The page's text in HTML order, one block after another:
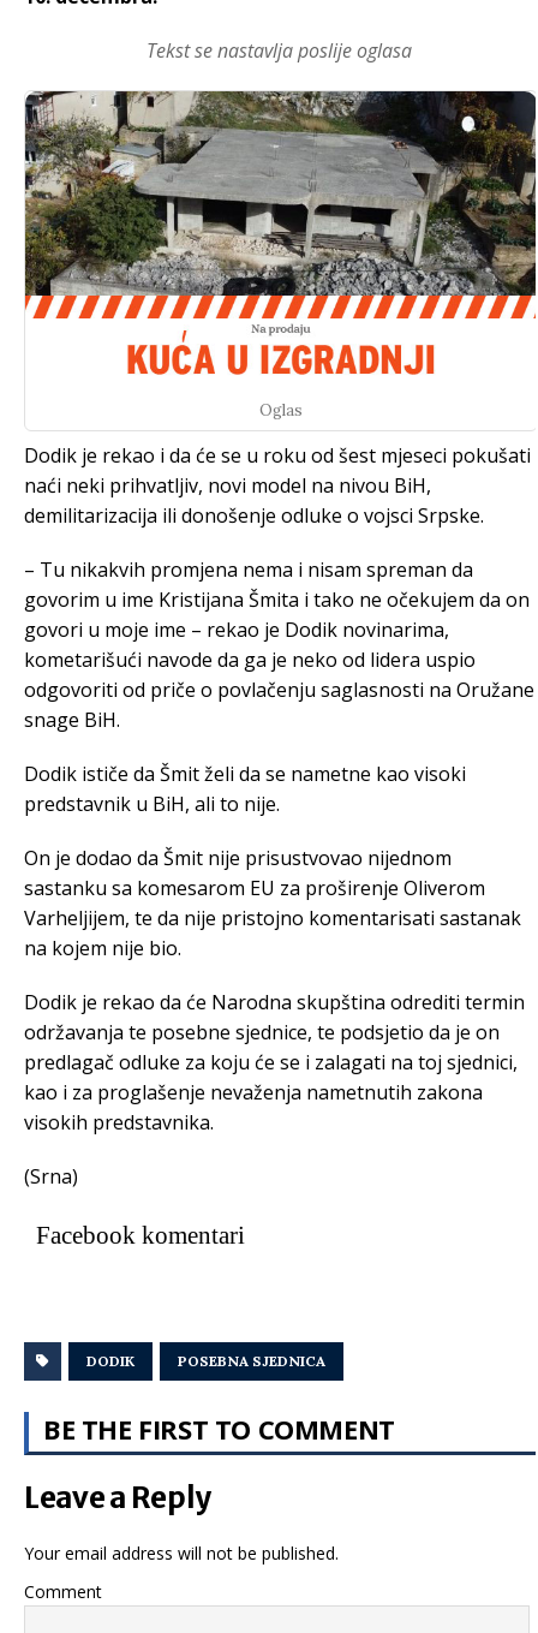
Tekst se nastavlja poslije oglasa
Oglas
Dodik je rekao i da će se u roku od šest mjeseci pokušati
naći neki prihvatljiv, novi model na nivou BiH,
demilitarizacija ili donošenje odluke o vojsci Srpske.
– Tu nikakvih promjena nema i nisam spreman da
govorim u ime Kristijana Šmita i tako ne očekujem da on
govori u moje ime – rekao je Dodik novinarima,
kometarišući navode da ga je neko od lidera uspio
odgovoriti od priče o povlačenju saglasnosti na Oružane
snage BiH.
Dodik ističe da Šmit želi da se nametne kao visoki
predstavnik u BiH, ali to nije.
On je dodao da Šmit nije prisustvovao nijednom
sastanku sa komesarom EU za proširenje Oliverom
Varheljijem, te da nije pristojno komentarisati sastanak
na kojem nije bio.
Dodik je rekao da će Narodna skupština odrediti termin
održavanja te posebne sjednice, te podsjetio da je on
predlagač odluke za koju će se i zalagati na toj sjednici,
kao i za proglašenje nevaženja nametnutih zakona
visokih predstavnika.
(Srna)
Facebook komentari
DODIK POSEBNA SJEDNICA
BE THE FIRST TO COMMENT
Leave a Reply
Your email address will not be published.
Comment